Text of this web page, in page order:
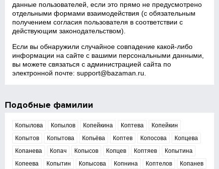
данные пользователей, если это прямо не предусмотрено
отдельными формами взаимодействия (с обязательным
получением согласия пользователя в соответствии с
действующим законодательством).
Если вы обнаружили случайное совпадение какой‑либо
информации на сайте с вашими персональными данными,
вы можете связаться с администрацией сайта по
электронной почте:support@bazaman.ru
Подобные фамилии
Копылова Копылов Копейкина Коптева
Копейкин
Копытов
Копытова Копьёва Коптев Копосова
Копцева
Копанева
Копач Копысов Копцев Коптяев
Копытина
Копеева
Копытин Копысова Копнина Коптелов Копанев